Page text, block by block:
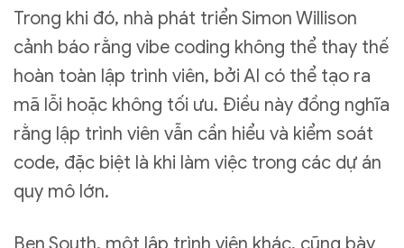
Trong khi đó, nhà phát triển Simon Willison
cảnh báo rằng vibe coding không thể thay thế
hoàn toàn lập trình viên, bởi AI có thể tạo ra
mã lỗi hoặc không tối ưu. Điều này đồng nghĩa
rằng lập trình viên vẫn cần hiểu và kiểm soát
code, đặc biệt là khi làm việc trong các dự án
quy mô lớn.